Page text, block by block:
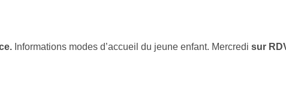
Informations modes d’accueil du jeune enfant. Mercredi sur